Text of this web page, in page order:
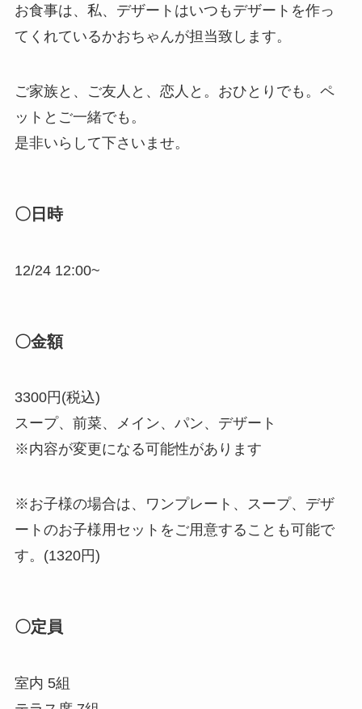
お食事は、私、デザートはいつもデザートを作っ
てくれているかおちゃんが担当致します。
ご家族と、ご友人と、恋人と。おひとりでも。ペ
ットとご一緒でも。
是非いらして下さいませ。
〇日時
12/24 12:00~
〇金額
3300円(税込)
スープ、前菜、メイン、パン、デザート
※内容が変更になる可能性があります
※お子様の場合は、ワンプレート、スープ、デザ
ートのお子様用セットをご用意することも可能で
す。(1320円)
〇定員
室内 5組